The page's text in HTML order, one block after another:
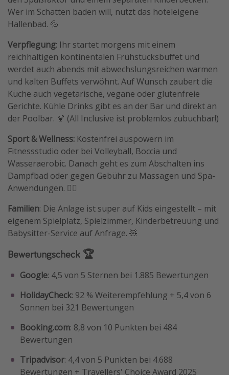
Wer im Schatten baden will, nutzt das hoteleigene
Hallenbad. 💦
Verpflegung: Ihr startet morgens mit einem
reichhaltigen kontinentalen Frühstücksbuffet und
werdet auch abends mit abwechslungsreichen warmen
und kalten Buffets verwöhnt. Auf Wunsch zaubert die
Küche auch vegetarische, vegane oder glutenfreie
Gerichte. Kühle Drinks gibt es an der Bar und direkt an
der Poolbar. 🍹 (All Inclusive ist problemlos zubuchbar!)
Sport & Wellness: Kostenfrei auspowern im
Fitnessstudio oder bei Volleyball, Boccia und
Wasseraerobic. Danach geht es zum Abschalten ins
Dampfbad oder gegen Gebühr zu Massagen und Spa-
Anwendungen. 🧘‍♂️
Familien: Die Anlage ist super auf Kids eingestellt – mit
eigenem Spielplatz, Spielzimmer, Kinderbetreuung und
Babysitter-Service auf Anfrage. 🧸
Bewertungscheck 🏆
Google: 4,5 von 5 Sternen bei 1.885 Bewertungen
HolidayCheck: 92 % Weiterempfehlung + 5,4 von 6
Sonnen bei 321 Bewertungen
Booking.com: 8,8 von 10 Punkten bei 484
Bewertungen
Tripadvisor: 4,4 von 5 Punkten bei 4.688
Bewertungen + Travellers' Choice Award 2025